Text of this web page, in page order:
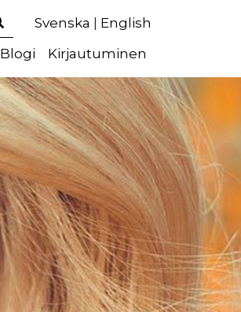
Svenska
English
Blogi Kirjautuminen